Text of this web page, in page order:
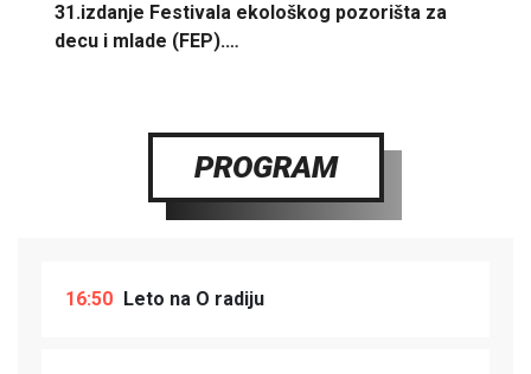
31.izdanje Festivala ekološkog pozorišta za
decu i mlade (FEP).…
PROGRAM
16:50 Leto na O radiju